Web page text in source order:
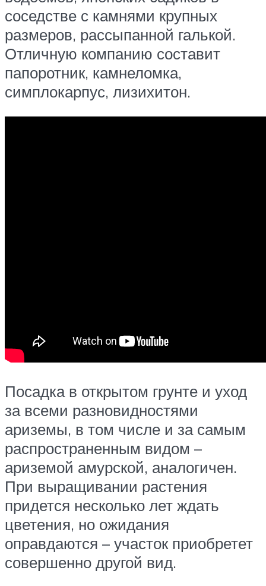
соседстве с камнями крупных
размеров, рассыпанной галькой.
Отличную компанию составит
папоротник, камнеломка,
симплокарпус, лизихитон.
Посадка в открытом грунте и уход
за всеми разновидностями
ариземы, в том числе и за самым
распространенным видом –
ариземой амурской, аналогичен.
При выращивании растения
придется несколько лет ждать
цветения, но ожидания
оправдаются – участок приобретет
совершенно другой вид.